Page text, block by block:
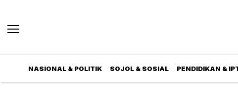
NASIONAL & POLITIK SOJOL & SOSIAL PENDIDIKAN &